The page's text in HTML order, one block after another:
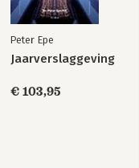
Peter Epe
Jaarverslaggeving
€ 103,95